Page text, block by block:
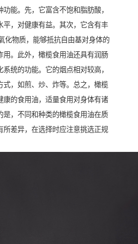
能。先，它富含不饱和脂肪酸，
平，对健康有益。其次，它含有丰
化物质，能够抵抗自由基对身体的
用。此外，橄榄食用油还具有润肠
统的功能。它的烟点相对较高，
式，如煎、炒、炸等。总之，橄榄
康的食用油，适量食用对身体有诸
是，不同和种类的橄榄食用油在质
所差异，在选择时应注意挑选正规